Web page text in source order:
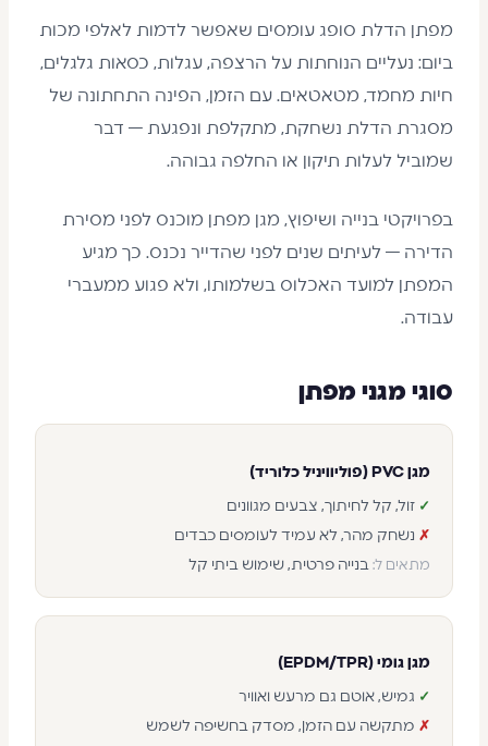
מפתן הדלת סופג עומסים שאפשר לדמות לאלפי מכות
ביום: נעליים הנוחתות על הרצפה, עגלות, כסאות גלגלים,
חיות מחמד, מטאטאים. עם הזמן, הפינה התחתונה של
מסגרת הדלת נשחקת, מתקלפת ונפגעת — דבר
שמוביל לעלות תיקון או החלפה גבוהה.
בפרויקטי בנייה ושיפוץ, מגן מפתן מוכנס לפני מסירת
הדירה — לעיתים שנים לפני שהדייר נכנס. כך מגיע
המפתן למועד האכלוס בשלמותו, ולא פגוע ממעברי
עבודה.
סוגי מגני מפתן
מגן PVC (פוליוויניל כלוריד)
✓ זול, קל לחיתוך, צבעים מגוונים
✗ נשחק מהר, לא עמיד לעומסים כבדים
מתאים ל: בנייה פרטית, שימוש ביתי קל
מגן גומי (EPDM/TPR)
✓ גמיש, אוטם גם מרעש ואוויר
✗ מתקשה עם הזמן, מסדק בחשיפה לשמש